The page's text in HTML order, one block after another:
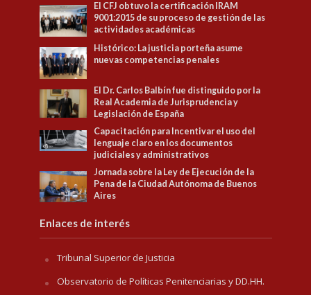
El CFJ obtuvo la certificación IRAM
9001:2015 de su proceso de gestión de las
actividades académicas
Histórico: La justicia porteña asume
nuevas competencias penales
El Dr. Carlos Balbín fue distinguido por la
Real Academia de Jurisprudencia y
Legislación de España
Capacitación para Incentivar el uso del
lenguaje claro en los documentos
judiciales y administrativos
Jornada sobre la Ley de Ejecución de la
Pena de la Ciudad Autónoma de Buenos
Aires
Enlaces de interés
Tribunal Superior de Justicia
Observatorio de Políticas Penitenciarias y DD.HH.